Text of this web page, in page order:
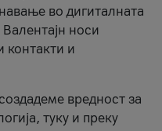
во дигиталната
носи
контакти и
вредност за
туку и преку